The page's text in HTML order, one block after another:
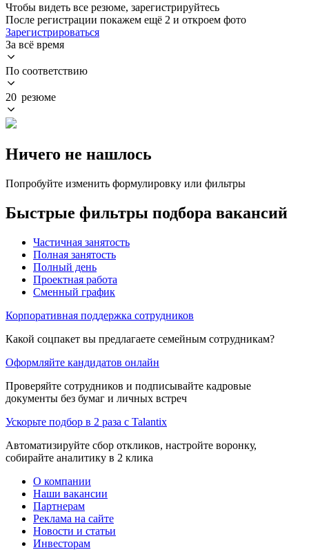
Чтобы видеть все резюме, зарегистрируйтесь
После регистрации покажем ещё 2 и откроем фото
Зарегистрироваться
За всё время
По соответствию
20 резюме
Ничего не нашлось
Попробуйте изменить формулировку или фильтры
Быстрые фильтры подбора вакансий
Частичная занятость
Полная занятость
Полный день
Проектная работа
Сменный график
Корпоративная поддержка сотрудников
Какой соцпакет вы предлагаете семейным сотрудникам?
Оформляйте кандидатов онлайн
Проверяйте сотрудников и подписывайте кадровые
документы без бумаг и личных встреч
Ускорьте подбор в 2 раза с Talantix
Автоматизируйте сбор откликов, настройте воронку,
собирайте аналитику в 2 клика
О компании
Наши вакансии
Партнерам
Реклама на сайте
Новости и статьи
Инвесторам